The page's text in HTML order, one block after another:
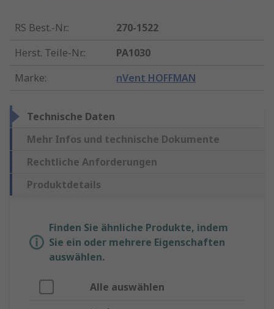
RS Best.-Nr.:
270-1522
Herst. Teile-Nr.:
PA1030
Marke: nVent HOFFMAN
Technische Daten
Mehr Infos und technische Dokumente
Rechtliche Anforderungen
Produktdetails
Finden Sie ähnliche Produkte, indem
Sie ein oder mehrere Eigenschaften
auswählen.
Alle auswählen